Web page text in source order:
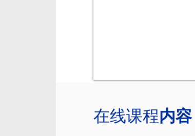
在线课程内容